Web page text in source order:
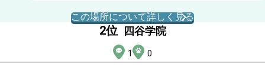
この場所について詳しく見る
2位 四谷学院
1 0